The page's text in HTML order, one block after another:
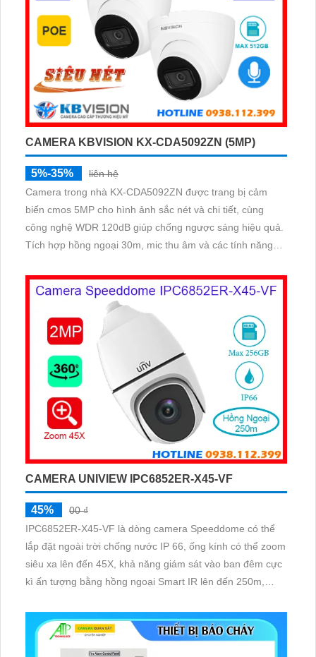
CAMERA KBVISION KX-CDA5092ZN (5MP)
5%-35%
liên hệ
Camera trong nhà KX-CDA5092ZN được trang bị cảm
biến cmos 5MP cho hình ảnh sắc nét và chi tiết, cùng
công nghệ WDR 120dB giúp chống ngược sáng hiệu quả.
Tích hợp hồng ngoại 30m, mic thu âm và các tính năng
sát an ninh.
CAMERA UNIVIEW IPC6852ER-X45-VF
45%
00 ₫
IPC6852ER-X45-VF là dòng camera Speeddome có thể
lắp đặt ngoài trời chống nước IP 66, ống kính có thể zoom
siêu xa lên đến 45X, khả năng giám sát vào ban đêm cực
kì ấn tượng bằng hồng ngoại Smart IR lên đến 250m,